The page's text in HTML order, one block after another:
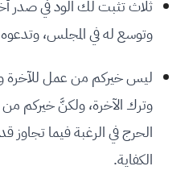
ثلاث تثبت لك الود في صدر
وتوسع له في المجلس،
ليس خيركم من عمل للآخرة
وترك الآخرة، ولكنَّ خيركم
الحرج في الرغبة فيما تجاوز
الكفاية.